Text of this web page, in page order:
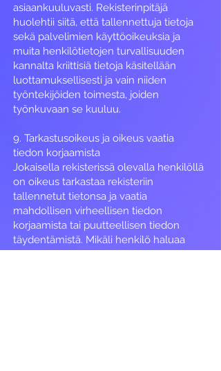
asiaankuuluvasti. Rekisterinpitäjä
huolehtii siitä, että tallennettuja tietoja
sekä palvelimien käyttöoikeuksia ja
muita henkilötietojen turvallisuuden
kannalta kriittisiä tietoja käsitellään
luottamuksellisesti ja vain niiden
työntekijöiden toimesta, joiden
työnkuvaan se kuuluu.
9. Tarkastusoikeus ja oikeus vaatia
tiedon korjaamista
Jokaisella rekisterissä olevalla henkilöllä
on oikeus tarkastaa rekisteriin
tallennetut tietonsa ja vaatia
mahdollisen virheellisen tiedon
korjaamista tai puutteellisen tiedon
täydentämistä. Mikäli henkilö haluaa
tarkistaa hänestä tallennetut tiedot tai